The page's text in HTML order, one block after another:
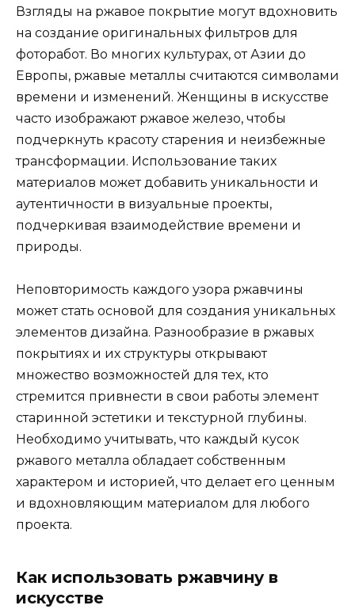
Взгляды на ржавое покрытие могут вдохновить
на создание оригинальных фильтров для
фоторабот. Во многих культурах, от Азии до
Европы, ржавые металлы считаются символами
времени и изменений. Женщины в искусстве
часто изображают ржавое железо, чтобы
подчеркнуть красоту старения и неизбежные
трансформации. Использование таких
материалов может добавить уникальности и
аутентичности в визуальные проекты,
подчеркивая взаимодействие времени и
природы.
Неповторимость каждого узора ржавчины
может стать основой для создания уникальных
элементов дизайна. Разнообразие в ржавых
покрытиях и их структуры открывают
множество возможностей для тех, кто
стремится привнести в свои работы элемент
старинной эстетики и текстурной глубины.
Необходимо учитывать, что каждый кусок
ржавого металла обладает собственным
характером и историей, что делает его ценным
и вдохновляющим материалом для любого
проекта.
Как использовать ржавчину в
искусстве